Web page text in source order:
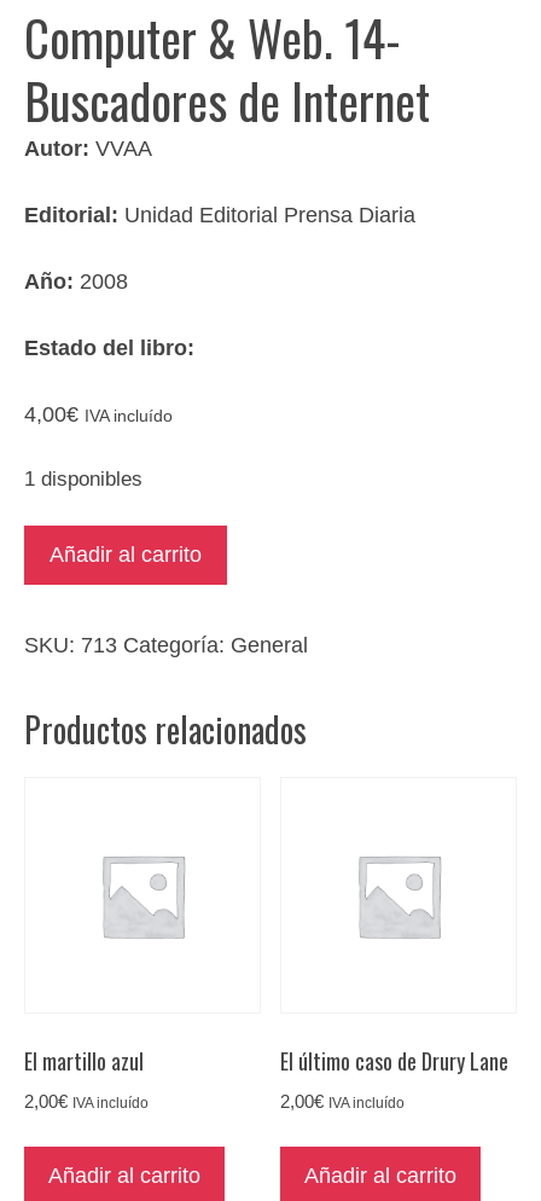
Computer & Web. 14-
Buscadores de Internet
Autor: VVAA
Editorial: Unidad Editorial Prensa Diaria
Año: 2008
Estado del libro:
4,00€ IVA incluído
1 disponibles
Computer
14-
de
Internet
Añadir al carrito
SKU: 713 Categoría: General
Productos relacionados
El martillo azul
2,00€ IVA incluído
Añadir al carrito
El último caso de Drury Lane
2,00€ IVA incluído
Añadir al carrito